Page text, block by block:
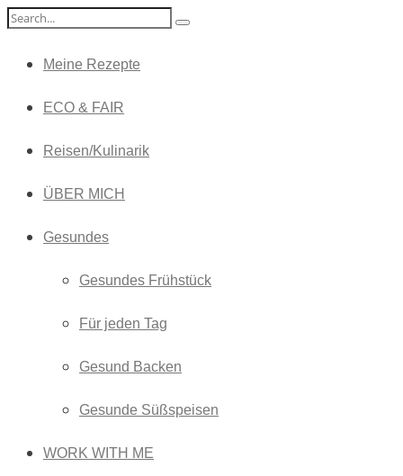
Meine Rezepte
ECO & FAIR
Reisen/Kulinarik
ÜBER MICH
Gesundes
Gesundes Frühstück
Für jeden Tag
Gesund Backen
Gesunde Süßspeisen
WORK WITH ME